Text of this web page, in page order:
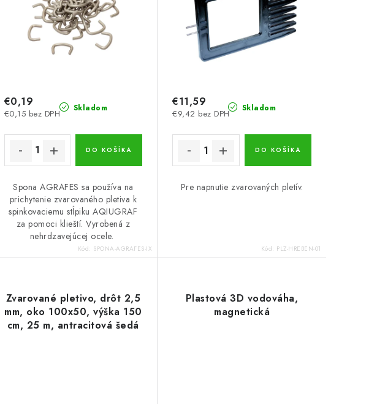
Skladom
€0,15 bez DPH
€0,19
DO KOŠÍKA
Spona AGRAFES sa používa na
prichytenie zvarovaného pletiva k
spinkovaciemu stĺpiku AQIUGRAF
za pomoci klieští. Vyrobená z
nehrdzavejúcej ocele.
Kód: SPONA-AGRAFES-IX
Skladom
€9,42 bez DPH
€11,59
DO KOŠÍKA
Pre napnutie zvarovaných pletív.
Kód: PLZ-HREBEN-01
Zvarované pletivo, drôt 2,5
mm, oko 100x50, výška 150
cm, 25 m, antracitová šedá
Plastová 3D vodováha,
magnetická